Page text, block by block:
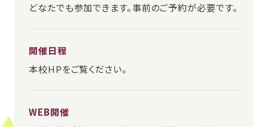
どなたでも参加できます。事前のご予約が必要です。
開催日程
本校HPをご覧ください。
WEB開催